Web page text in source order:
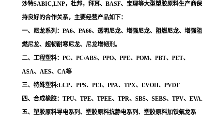
沙特SABIC,LNP，杜邦，拜耳、BASF、宝理等大型塑胶原料生产商保
持良好的合作关系，主要经营产品如下：
一、尼龙系列：PA6、PA66、透明尼龙、增强尼龙、阻燃尼龙、增强阻
燃尼龙、超韧耐寒尼龙、尼龙增韧剂。
二、工程塑料：PC、PC/ABS、PPO、PPE、POM、PBT、PET、
ASA、AES、CA等
三、特殊塑料:LCP、PPS、PEI、PPA、TPX、EVOH、PVDF
四、合成橡胶：TPU、TPE、TPEE、TPR、SBS、SEBS、TPV、EVA.
五、塑胶原料导电系列、塑胶原料抗静电系列、塑胶原料加铁氟龙系